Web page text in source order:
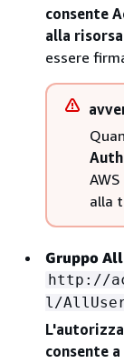
consente
alla
essere
alla
Gruppo All
http://
l/
consente